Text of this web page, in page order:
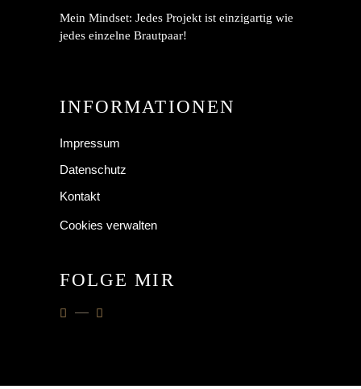
Mein Mindset: Jedes Projekt ist einzigartig wie
jedes einzelne Brautpaar!
INFORMATIONEN
Impressum
Datenschutz
Kontakt
Cookies verwalten
FOLGE MIR